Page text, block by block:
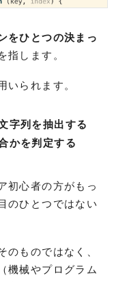
をひとつの決まっ
指します。
いられます。
字列を抽出する
かを判定する
初心者の方がもっ
のひとつではない
のものではなく、
機械やプログラム